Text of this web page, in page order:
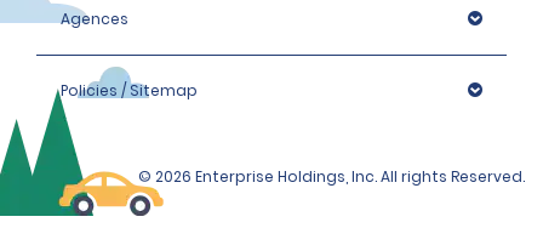
Agences
Policies / Sitemap
© 2026 Enterprise Holdings, Inc. All rights Reserved.